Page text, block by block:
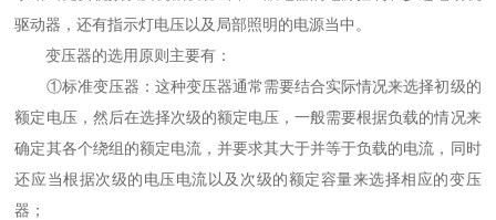
驱动器，还有指示灯电压以及局部照明的电源当中。
变压器的选用原则主要有：
①标准变压器：这种变压器通常需要结合实际情况来选择初级的
额定电压，然后在选择次级的额定电压，一般需要根据负载的情况来
确定其各个绕组的额定电流，并要求其大于并等于负载的电流，同时
还应当根据次级的电压电流以及次级的额定容量来选择相应的变压
器；